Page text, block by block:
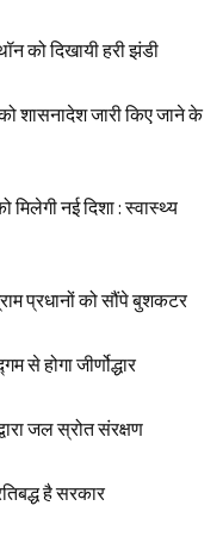
को दिखायी हरी झंडी
शासनादेश जारी किए जाने के
नई दिशा : स्वास्थ्य
प्रधानों को सौंपे बुशकटर
से होगा जीर्णोद्धार
जल स्रोत संरक्षण
है सरकार